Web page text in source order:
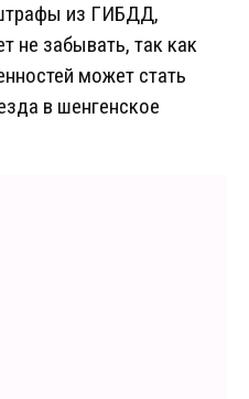
из ГИБДД,
не забывать, так как
может стать
в шенгенское